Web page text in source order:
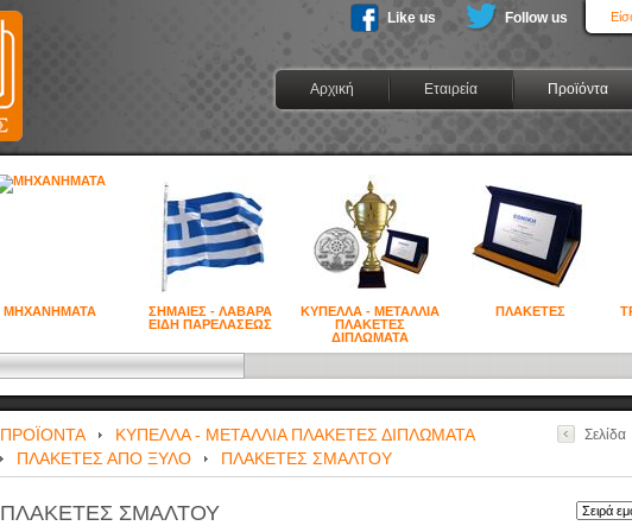
Αρχική Εταιρεία Προϊόντα
Like us Follow us
ΜΗΧΑΝΗΜΑΤΑ
ΣΗΜΑΙΕΣ - ΛΑΒΑΡΑ
ΕΙΔΗ ΠΑΡΕΛΑΣΕΩΣ
ΚΥΠΕΛΛΑ - ΜΕΤΑΛΛΙΑ
ΠΛΑΚΕΤΕΣ
ΔΙΠΛΩΜΑΤΑ
ΠΛΑΚΕΤΕΣ
Σελίδα
ΠΡΟΪΟΝΤΑ
ΚΥΠΕΛΛΑ - ΜΕΤΑΛΛΙΑ ΠΛΑΚΕΤΕΣ ΔΙΠΛΩΜΑΤΑ
ΠΛΑΚΕΤΕΣ ΑΠΟ ΞΥΛΟ
ΠΛΑΚΕΤΕΣ ΣΜΑΛΤΟΥ
ΠΛΑΚΕΤΕΣ ΣΜΑΛΤΟΥ